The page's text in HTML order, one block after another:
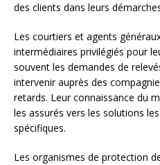
des clients dans leurs
Les courtiers et agents
intermédiaires privilégiés pour
souvent les demandes de
intervenir auprès des
retards. Leur connaissance du
les assurés vers les solutions
spécifiques.
Les organismes de protection